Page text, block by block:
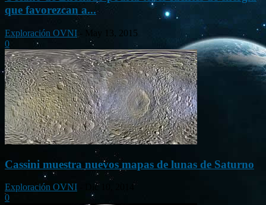
que favorezcan a...
Exploración OVNI
May 13, 2015
0
Cassini muestra nuevos mapas de lunas de Saturno
Exploración OVNI
Dic 10, 2014
0